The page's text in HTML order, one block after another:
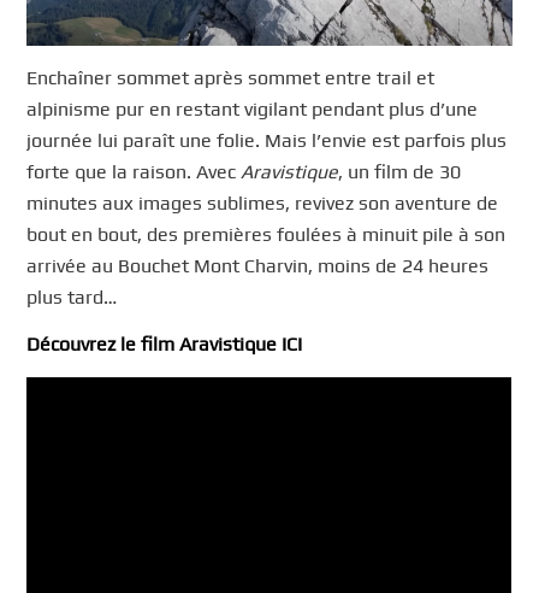
Enchaîner sommet après sommet entre trail et
alpinisme pur en restant vigilant pendant plus d’une
journée lui paraît une folie. Mais l’envie est parfois plus
forte que la raison. Avec Aravistique, un film de 30
minutes aux images sublimes, revivez son aventure de
bout en bout, des premières foulées à minuit pile à son
arrivée au Bouchet Mont Charvin, moins de 24 heures
plus tard…
Découvrez le film Aravistique ICI